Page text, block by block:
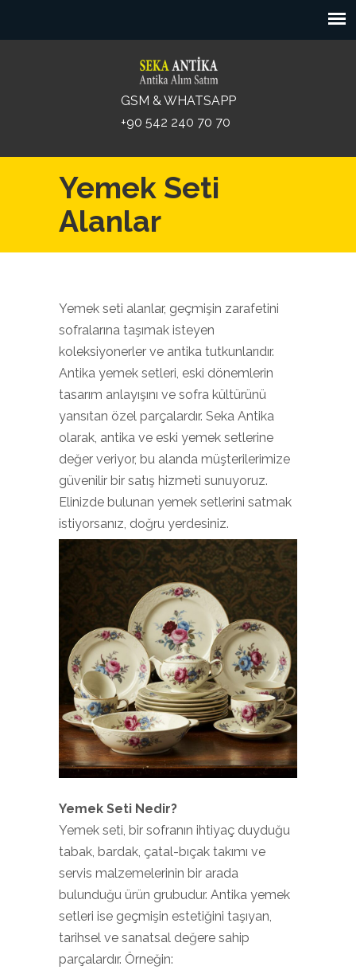
GSM & WHATSAPP
+90 542 240 70 70
Yemek Seti
Alanlar
Yemek seti alanlar, geçmişin zarafetini
sofralarına taşımak isteyen
koleksiyonerler ve antika tutkunlarıdır.
Antika yemek setleri, eski dönemlerin
tasarım anlayışını ve sofra kültürünü
yansıtan özel parçalardır. Seka Antika
olarak, antika ve eski yemek setlerine
değer veriyor, bu alanda müşterilerimize
güvenilir bir satış hizmeti sunuyoruz.
Elinizde bulunan yemek setlerini satmak
istiyorsanız, doğru yerdesiniz.
Yemek Seti Nedir?
Yemek seti, bir sofranın ihtiyaç duyduğu
tabak, bardak, çatal-bıçak takımı ve
servis malzemelerinin bir arada
bulunduğu ürün grubudur. Antika yemek
setleri ise geçmişin estetiğini taşıyan,
tarihsel ve sanatsal değere sahip
parçalardır. Örneğin: